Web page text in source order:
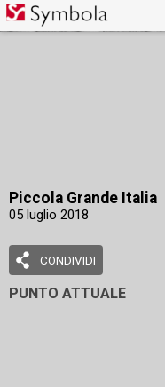
Piccola Grande Italia
05 luglio 2018
CONDIVIDI
PUNTO ATTUALE